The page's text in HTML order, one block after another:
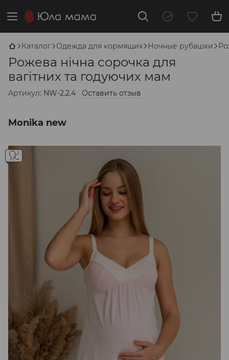
Каталог Одежда для кормящих Ночные рубашки
Рожева нічна сорочка для
вагітних та годуючих мам
Артикул: NW-2.2.4 Оставить отзыв
Monika new